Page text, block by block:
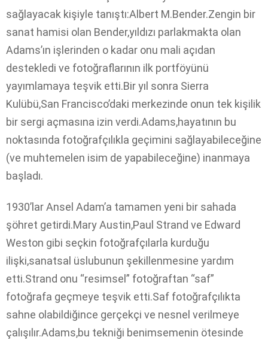
sağlayacak kişiyle tanıştı:Albert M.Bender.Zengin bir
sanat hamisi olan Bender,yıldızı parlakmakta olan
Adams’ın işlerinden o kadar onu mali açıdan
destekledi ve fotoğraflarının ilk portföyünü
yayımlamaya teşvik etti.Bir yıl sonra Sierra
Kulübü,San Francisco’daki merkezinde onun tek kişilik
bir sergi açmasına izin verdi.Adams,hayatının bu
noktasında fotoğrafçılıkla geçimini sağlayabileceğine
(ve muhtemelen isim de yapabileceğine) inanmaya
başladı.
1930’lar Ansel Adam’a tamamen yeni bir sahada
şöhret getirdi.Mary Austin,Paul Strand ve Edward
Weston gibi seçkin fotoğrafçılarla kurduğu
ilişki,sanatsal üslubunun şekillenmesine yardım
etti.Strand onu “resimsel” fotoğraftan “saf”
fotoğrafa geçmeye teşvik etti.Saf fotoğrafçılıkta
sahne olabildiğince gerçekçi ve nesnel verilmeye
çalışılır.Adams,bu tekniği benimsemenin ötesinde